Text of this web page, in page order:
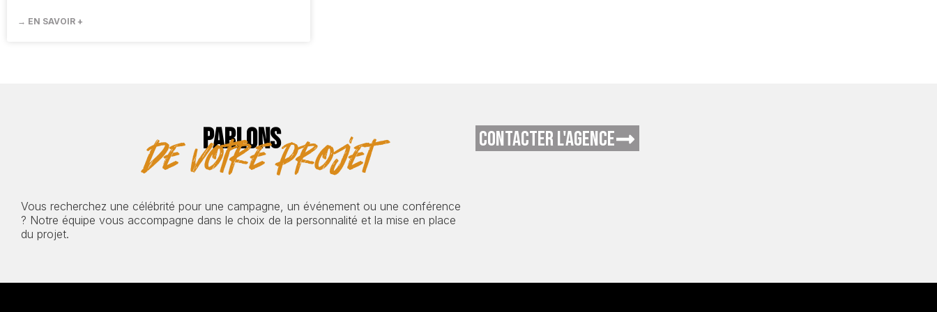
→ EN SAVOIR +
PARLONS
de votre projet
Vous recherchez une célébrité pour une campagne, un événement ou une conférence
? Notre équipe vous accompagne dans le choix de la personnalité et la mise en place
du projet.
CONTACTER L'AGENCE